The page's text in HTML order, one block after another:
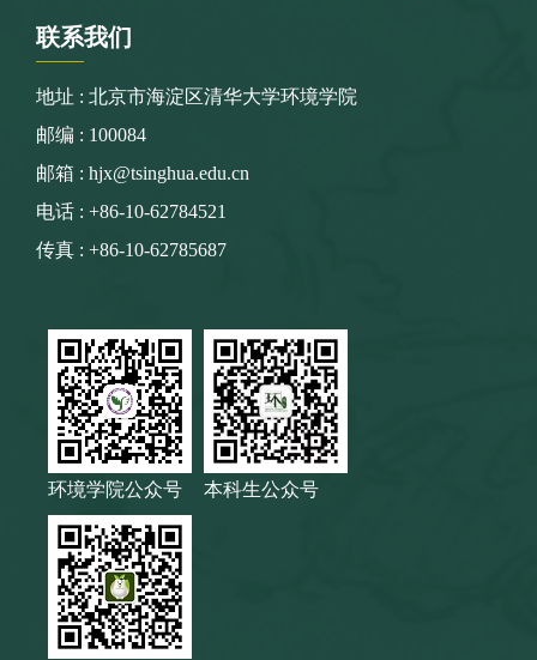
联系我们
地址 : 北京市海淀区清华大学环境学院
邮编 : 100084
邮箱 : hjx@tsinghua.edu.cn
电话 : +86-10-62784521
传真 : +86-10-62785687
环境学院公众号 本科生公众号